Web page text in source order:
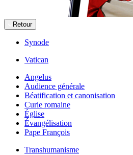
Retour
Synode
Vatican
Angelus
Audience générale
Béatification et canonisation
Curie romaine
Église
Évangélisation
Pape François
Transhumanisme